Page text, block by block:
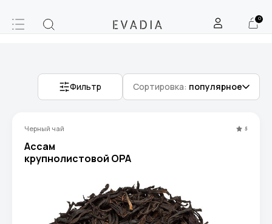
0
Фильтр Сортировка: популярное
Черный чай 5
Ассам
крупнолистовой ОРА